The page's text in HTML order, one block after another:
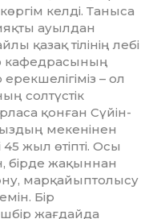
келді. Таныса
ауылдан
қазақ тілінің лебі
кафедрасының
ерекшелігіміз – ол
солтүстік
қонған Сүйін­
ме­кенінен
жыл өтіпті. Осы
бірде жақыннан
марқайып­толысу
Бір
жағдайда